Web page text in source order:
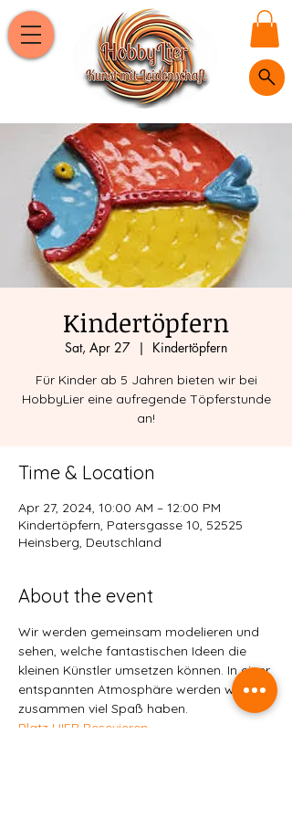
Kindertöpfern
Sat, Apr 27
  |
Kindertöpfern
Für Kinder ab 5 Jahren bieten wir bei
HobbyLier eine aufregende Töpferstunde
an!
Time & Location
Apr 27, 2024, 10:00 AM – 12:00 PM
Kindertöpfern, Patersgasse 10, 52525
Heinsberg, Deutschland
About the event
Wir werden gemeinsam modelieren und
sehen, welche fantastischen Ideen die
kleinen Künstler umsetzen können. In einer
entspannten Atmosphäre werden wir
zusammen viel Spaß haben.
Platz HIER Resevieren